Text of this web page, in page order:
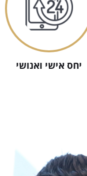
יחס אישי ואנושי